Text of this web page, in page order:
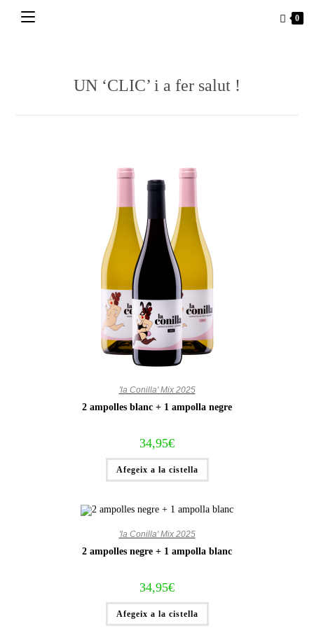
0
UN ‘CLIC’ i a fer salut !
'la Conilla' Mix 2025
2 ampolles blanc + 1 ampolla negre
34,95€
Afegeix a la cistella
'la Conilla' Mix 2025
2 ampolles negre + 1 ampolla blanc
34,95€
Afegeix a la cistella